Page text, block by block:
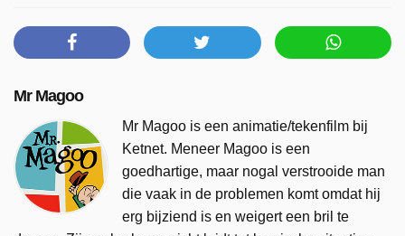
Mr Magoo
Mr Magoo is een animatie/tekenfilm bij
Ketnet. Meneer Magoo is een
goedhartige, maar nogal verstrooide man
die vaak in de problemen komt omdat hij
erg bijziend is en weigert een bril te